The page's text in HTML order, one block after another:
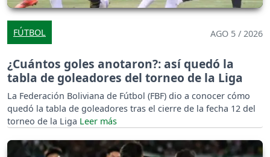
FÚTBOL AGO 5 / 2026
¿Cuántos goles anotaron?: así quedó la
tabla de goleadores del torneo de la Liga
La Federación Boliviana de Fútbol (FBF) dio a conocer cómo
quedó la tabla de goleadores tras el cierre de la fecha 12 del
torneo de la Liga